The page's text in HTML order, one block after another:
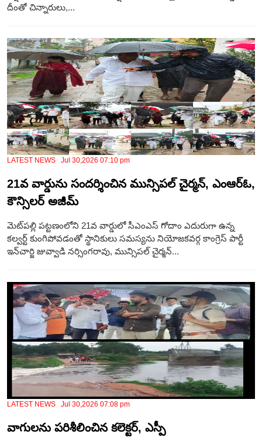
దీంతో చిన్నారులు,...
LATEST NEWS Jul 30,2026 07:10 pm
21వ వార్డును సందర్శించిన మున్సిపల్ చైర్మన్, ఎంఆర్ఓ,
కౌన్సిలర్ అజీమ్
మెట్‌పల్లి పట్టణంలోని 21వ వార్డులో సీఎంఎస్ గోదాం ఎదురుగా ఉన్న
కల్వర్ట్ కుంగిపోవడంతో స్థానికులు సమస్యను నియోజకవర్గ కాంగ్రెస్ పార్టీ
ఇన్‌చార్జి జువ్వాడి నర్సింగరావు, మున్సిపల్ చైర్మన్...
LATEST NEWS Jul 30,2026 07:08 pm
వాగులను పరిశీలించిన కలెక్టర్, ఎస్పీ